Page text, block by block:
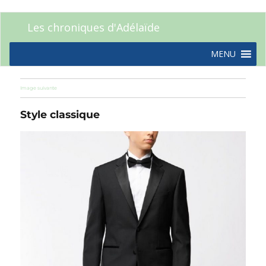
Les chroniques d'Adélaïde
MENU
Image suivante
Style classique